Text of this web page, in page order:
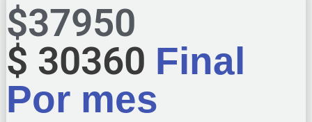
$37950
$ 30360 Final
Por mes